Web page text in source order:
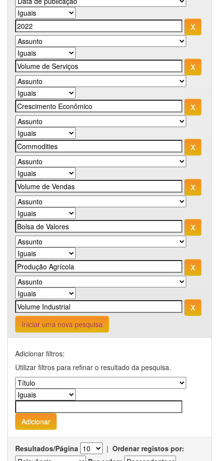
Iniciar uma nova pesquisa
Adicionar filtros:
Utilizar filtros para refinar o resultado da pesquisa.
Resultados/Página | Ordenar registos por: